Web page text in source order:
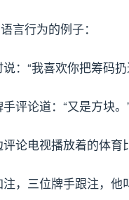
言行为的例子：
：“我喜欢你把筹码
评论道：“又是方块。
论电视播放着的体育
，三位牌手跟注，他